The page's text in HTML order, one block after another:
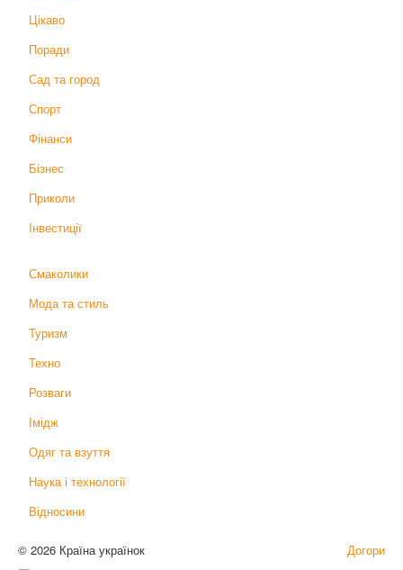
Цікаво
Поради
Сад та город
Спорт
Фінанси
Бізнес
Приколи
Інвестиції
Смаколики
Мода та стиль
Туризм
Техно
Розваги
Імідж
Одяг та взуття
Наука і технології
Відносини
Догори
© 2026 Країна українок